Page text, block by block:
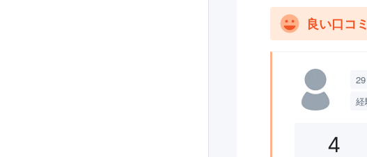
良い口コミ
経
4